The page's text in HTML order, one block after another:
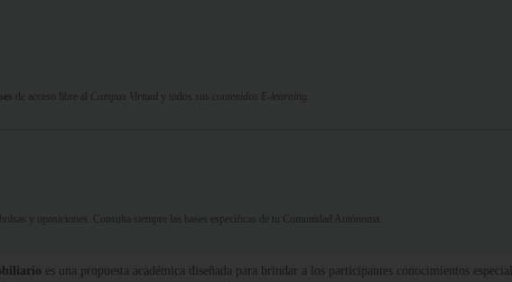
de acceso libre al Campus Virtual y todos sus contenidos E-learning.
y oposiciones. Consulta siempre las bases específicas de tu Comunidad Autónoma.
es una propuesta académica diseñada para brindar a los participantes conocimientos